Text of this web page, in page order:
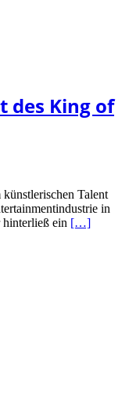
des King of
Talent
in
hinterließ ein […]